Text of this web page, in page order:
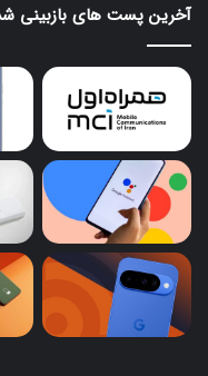
آخرین پست های بازبینی